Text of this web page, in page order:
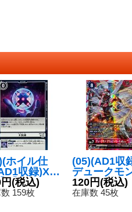
ホイル仕
収録)X抗
U】{BT9-1
白》
(税込)
159枚
(05)(AD1収
デュークモ
クリムゾンモ
ドACE【SR
120円(税込)
在庫数 45枚